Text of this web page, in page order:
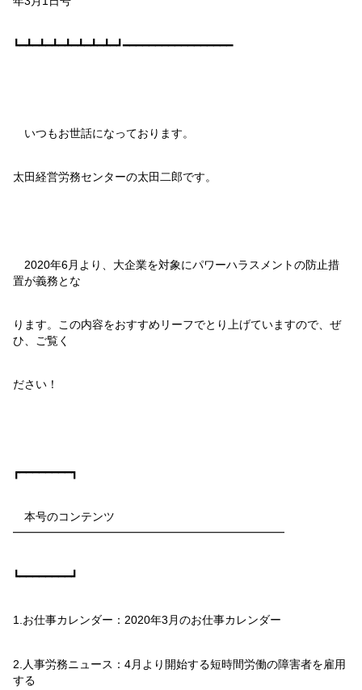
┗━┻━┻━┻━┻━┻━┻━┻━┛━━━━━━━━━━━━━━━━━
いつもお世話になっております。
太田経営労務センターの太田二郎です。
2020年6月より、大企業を対象にパワーハラスメントの防止措
置が義務とな
ります。この内容をおすすめリーフでとり上げていますので、ぜ
ひ、ご覧く
ださい！
┏━━━━━━━━┓
本号のコンテンツ
━━━━━━━━━━━━━━━━━━━━━━━━
┗━━━━━━━━┛
1.お仕事カレンダー： 2020年3月のお仕事カレンダー
2. 人事労務ニュース： 4月より開始する短時間労働の障害者を雇用
する